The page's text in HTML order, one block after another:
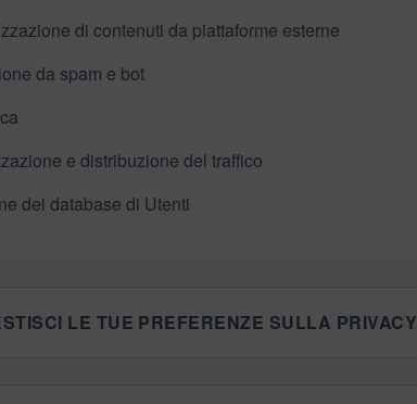
di contenuti da piattaforme esterne
da spam e bot
e distribuzione del traffico
dei database di Utenti
LE TUE PREFERENZE SULLA PRIVACY